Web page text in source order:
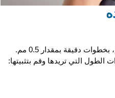
وصولاً إلى لحية كاملة بطول 10 مم، بخطوات دقيقة بمقدار 0.5 مم.
التي تريدها وقم بتثبيتها: